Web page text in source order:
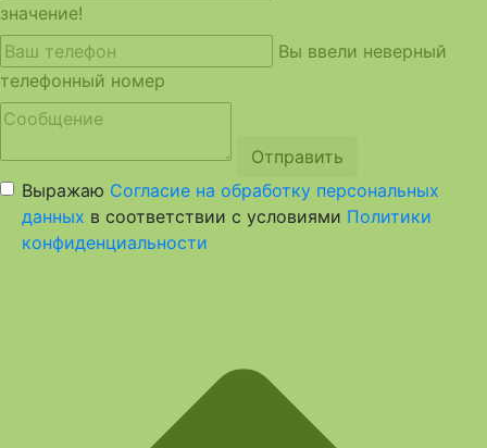
значение!
Вы ввели неверный
телефонный номер
Отправить
Выражаю Согласие на обработку персональных
данных в соответствии с условиями Политики
конфиденциальности